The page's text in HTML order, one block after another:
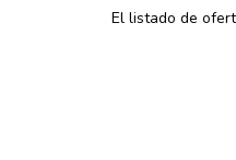
El listado de